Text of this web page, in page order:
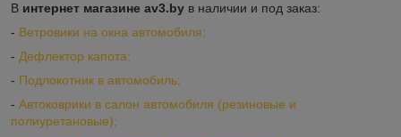
В интернет магазине av3.by в наличии и под заказ:
- Ветровики на окна автомобиля;
- Дефлектор капота;
- Подлокотник в автомобиль;
- Автоковрики в салон автомобиля (резиновые и
полиуретановые);